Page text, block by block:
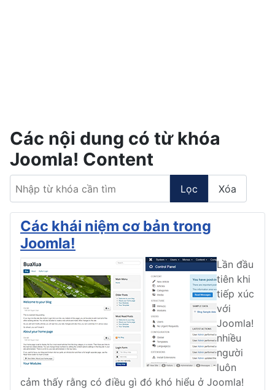
Các nội dung có từ khóa
Joomla! Content
Nhập từ khóa cần tìm
Lọc Xóa
Các khái niệm cơ bản trong
Joomla!
Lần đầu
tiên khi
tiếp xúc
với
Joomla!
nhiều
người
luôn
cảm thấy rằng có điều gì đó khó hiểu ở Joomla!